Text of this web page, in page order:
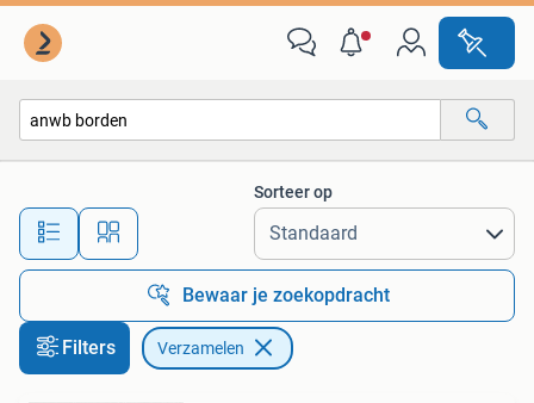
Alle afstanden…
Sorteer op
Bewaar je zoekopdracht
Filters Verzamelen